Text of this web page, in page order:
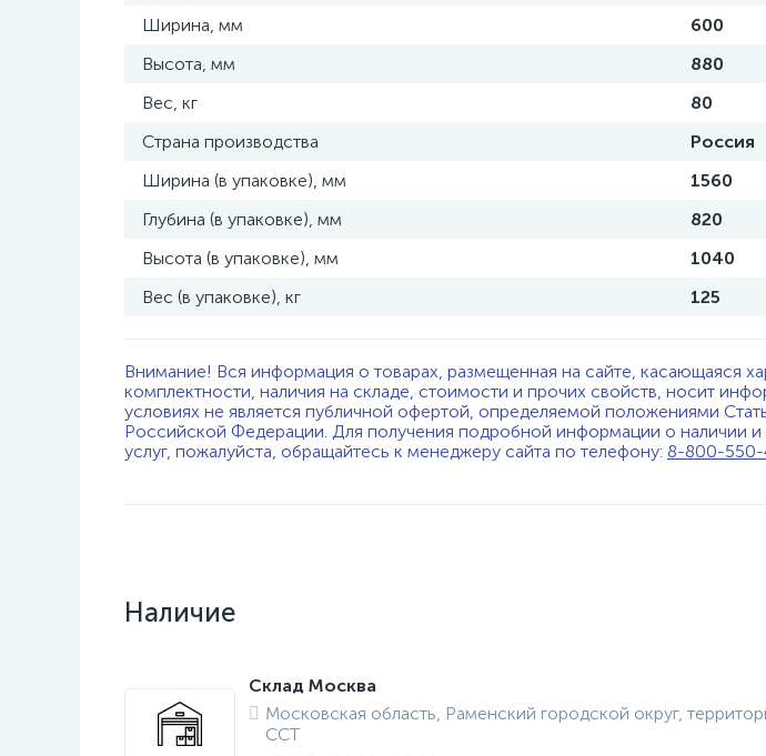
Ширина, мм
600
Высота, мм
880
Вес, кг
80
Страна производства
Россия
Ширина (в упаковке), мм
1560
Глубина (в упаковке), мм
820
Высота (в упаковке), мм
1040
Вес (в упаковке), кг
125
Внимание! Вся информация о товарах, размещенная на сайте, касающаяся
комплектности, наличия на складе, стоимости и прочих свойств, носит
условиях не является публичной офертой, определяемой положениями
Российской Федерации. Для получения подробной информации о наличии и
услуг, пожалуйста, обращайтесь к менеджеру сайта по телефону: 8-800-
Наличие
Склад Москва
Московская область, Раменский городской округ,
ССТ